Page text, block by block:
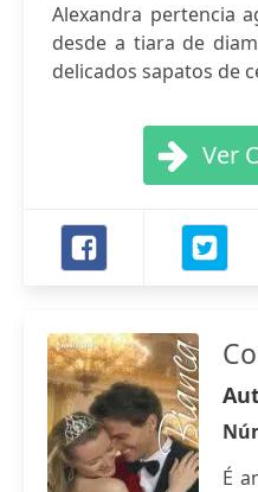
Alexandra pertencia
desde a tiara de
delicados sapatos de
Ver
É